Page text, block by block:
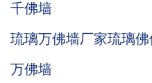
千佛墙
琉璃万佛墙厂家琉璃
万佛墙